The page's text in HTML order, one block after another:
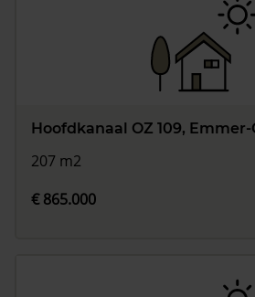
Hoofdkanaal OZ 109,
207 m2
€ 865.000